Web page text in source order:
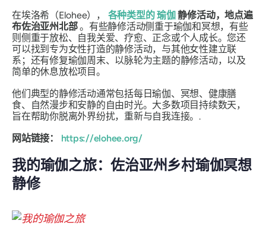
在埃洛希（Elohee）， 各种类型的瑜伽静修活动，地点遍
布佐治亚州北部。有些静修活动侧重于瑜伽和冥想，有些
则侧重于放松、自我关爱、疗愈、正念或个人成长。您还
可以找到专为女性打造的静修活动，与其他女性建立联
系；还有修复瑜伽周末、以脉轮为主题的静修活动，以及
简单的休息放松项目。
他们典型的静修活动通常包括每日瑜伽、冥想、健康膳
食、自然漫步和安静的自由时光。大多数项目持续数天，
旨在帮助你脱离外界纷扰，重新与自我连接。.
网站链接： https://elohee.org/
我的瑜伽之旅：佐治亚州乡村瑜伽冥想
静修